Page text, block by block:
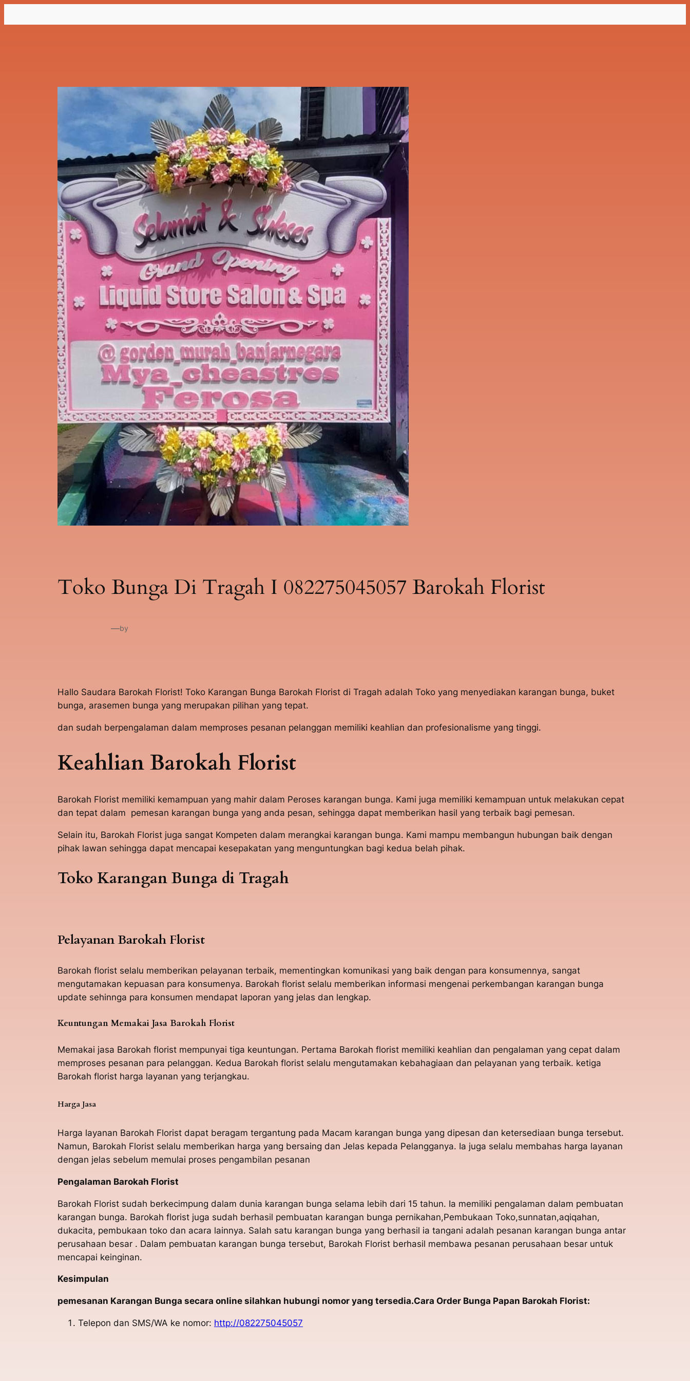
ke
Toko Bunga Di Tragah I 082275045057 Barokah Florist
—by
Hallo Saudara Barokah Florist! Toko Karangan Bunga Barokah Florist di Tragah adalah Toko yang menyediakan karangan bunga, buket
bunga, arasemen bunga yang merupakan pilihan yang tepat.
dan sudah berpengalaman dalam memproses pesanan pelanggan memiliki keahlian dan profesionalisme yang tinggi.
Keahlian Barokah Florist
Barokah Florist memiliki kemampuan yang mahir dalam Peroses karangan bunga. Kami juga memiliki kemampuan untuk melakukan cepat
dan tepat dalam pemesan karangan bunga yang anda pesan, sehingga dapat memberikan hasil yang terbaik bagi pemesan.
Selain itu, Barokah Florist juga sangat Kompeten dalam merangkai karangan bunga. Kami mampu membangun hubungan baik dengan
pihak lawan sehingga dapat mencapai kesepakatan yang menguntungkan bagi kedua belah pihak.
Toko Karangan Bunga di Tragah
Pelayanan Barokah Florist
Barokah florist selalu memberikan pelayanan terbaik, mementingkan komunikasi yang baik dengan para konsumennya, sangat
mengutamakan kepuasan para konsumenya. Barokah florist selalu memberikan informasi mengenai perkembangan karangan bunga
update sehinnga para konsumen mendapat laporan yang jelas dan lengkap.
Keuntungan Memakai Jasa Barokah Florist
Memakai jasa Barokah florist mempunyai tiga keuntungan. Pertama Barokah florist memiliki keahlian dan pengalaman yang cepat dalam
memproses pesanan para pelanggan. Kedua Barokah florist selalu mengutamakan kebahagiaan dan pelayanan yang terbaik. ketiga
Barokah florist harga layanan yang terjangkau.
Harga Jasa
Harga layanan Barokah Florist dapat beragam tergantung pada Macam karangan bunga yang dipesan dan ketersediaan bunga tersebut.
Namun, Barokah Florist selalu memberikan harga yang bersaing dan Jelas kepada Pelangganya. Ia juga selalu membahas harga layanan
dengan jelas sebelum memulai proses pengambilan pesanan
Pengalaman Barokah Florist
Barokah Florist sudah berkecimpung dalam dunia karangan bunga selama lebih dari 15 tahun. Ia memiliki pengalaman dalam pembuatan
karangan bunga. Barokah florist juga sudah berhasil pembuatan karangan bunga pernikahan,Pembukaan Toko,sunnatan,aqiqahan,
dukacita, pembukaan toko dan acara lainnya. Salah satu karangan bunga yang berhasil ia tangani adalah pesanan karangan bunga antar
perusahaan besar . Dalam pembuatan karangan bunga tersebut, Barokah Florist berhasil membawa pesanan perusahaan besar untuk
mencapai keinginan.
Kesimpulan
pemesanan Karangan Bunga secara online silahkan hubungi nomor yang tersedia.Cara Order Bunga Papan Barokah Florist:
Telepon dan SMS/WA ke nomor: http://082275045057